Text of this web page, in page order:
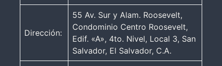
Dirección:
55 Av. Sur y Alam. Roosevelt,
Condominio Centro Roosevelt,
Edif. «A», 4to. Nivel, Local 3, San
Salvador, El Salvador, C.A.